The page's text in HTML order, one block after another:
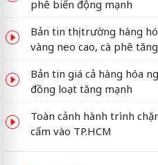
phê biến động mạnh
Bản tin thị trường hàng
vàng neo cao, cà phê
Bản tin giá cả hàng hóa
đồng loạt tăng mạnh
Toàn cảnh hành trình
cấm vào TP.HCM